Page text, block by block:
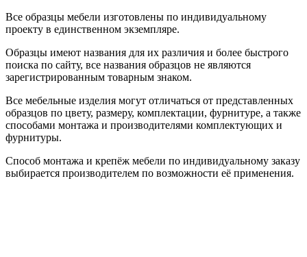
Все образцы мебели изготовлены по индивидуальному
проекту в единственном экземпляре.
Образцы имеют названия для их различия и более быстрого
поиска по сайту, все названия образцов не являются
зарегистрированным товарным знаком.
Все мебельные изделия могут отличаться от представленных
образцов по цвету, размеру, комплектации, фурнитуре, а также
способами монтажа и производителями комплектующих и
фурнитуры.
Способ монтажа и крепёж мебели по индивидуальному заказу
выбирается производителем по возможности её применения.